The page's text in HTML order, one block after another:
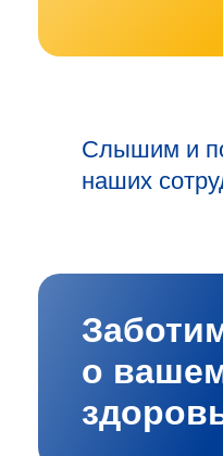
Слышим и
наших
о